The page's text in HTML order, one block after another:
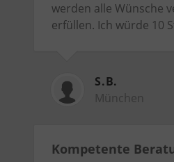
werden alle Wünsche
erfüllen. Ich würde 10
S.B.
München
Kompetente